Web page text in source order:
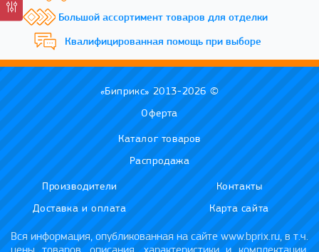
Большой ассортимент товаров для отделки
Квалифицированная помощь при выборе
«Биприкс» 2013-2026 ©
Оферта
Каталог товаров
Распродажа
Производители
Доставка и оплата
Контакты
Карта сайта
Вся информация, опубликованная на сайте www.bprix.ru, в т.ч.